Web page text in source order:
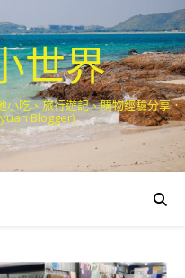
世界
小吃、旅行遊記、購物經驗分享．
Blogger)